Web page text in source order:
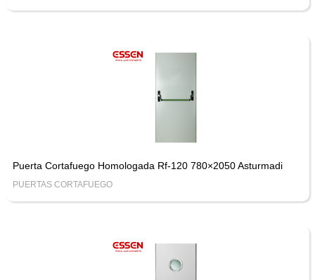
Puerta Cortafuego Homologada Rf-120 780×2050 Asturmadi
PUERTAS CORTAFUEGO